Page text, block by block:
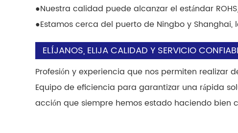
●Nuestra calidad puede alcanzar el estándar
●Estamos cerca del puerto de Ningbo y
ELÍJANOS, ELIJA CALIDAD Y SERVICIO
Profesión y experiencia que nos permiten
Equipo de eficiencia para garantizar una rápida
acción que siempre hemos estado haciendo